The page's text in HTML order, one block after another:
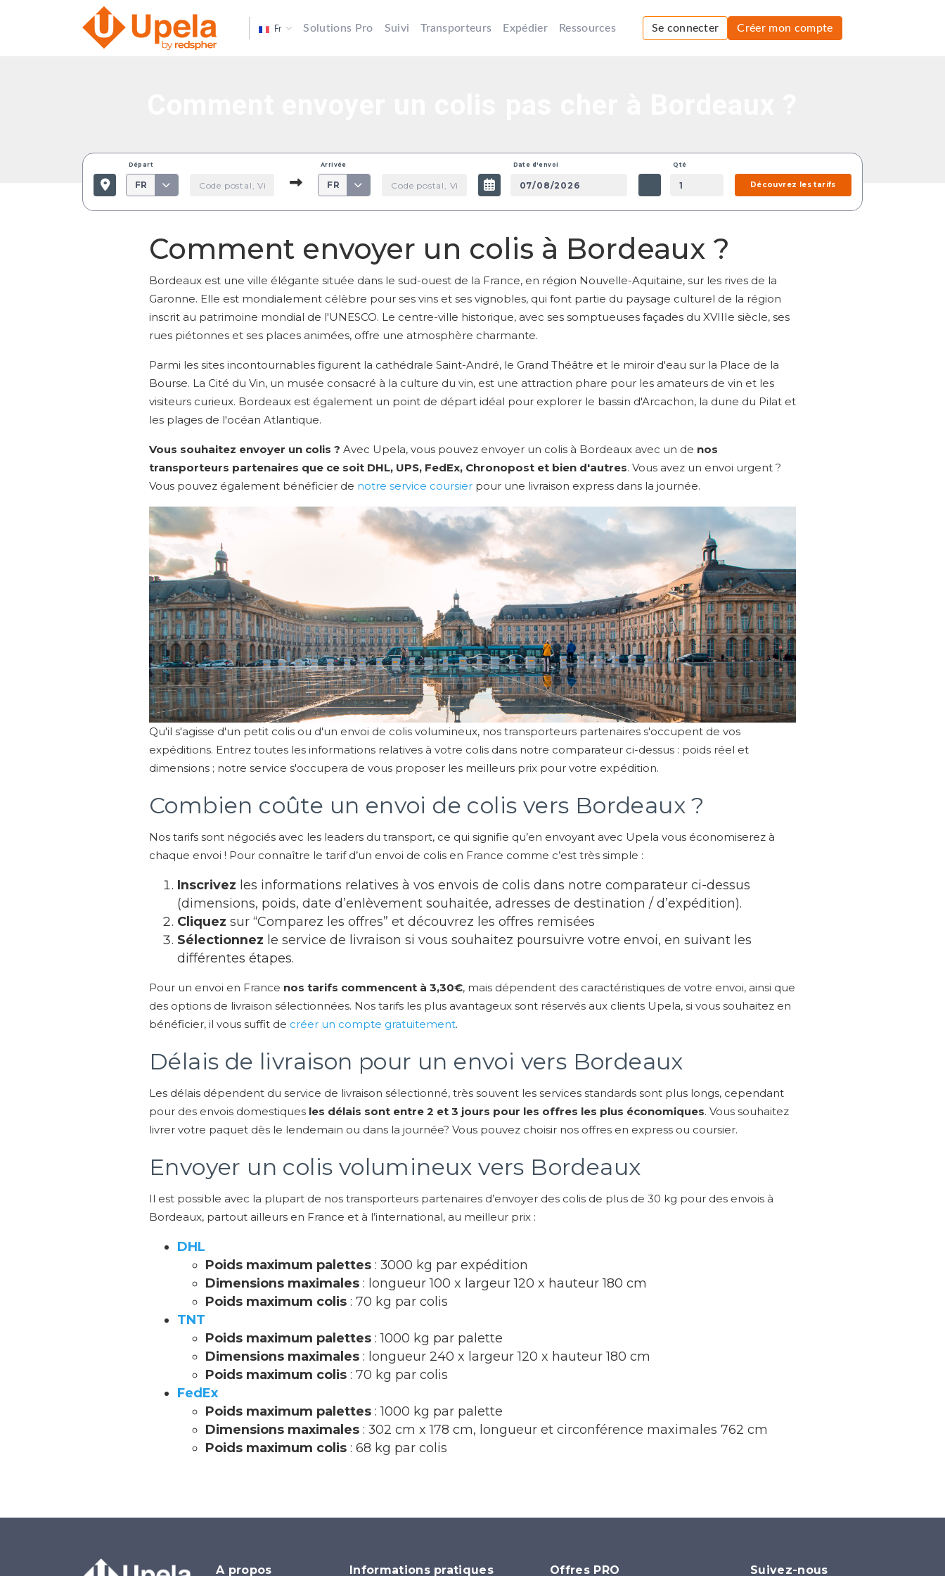
Fr Solutions Pro Suivi Transporteurs Expédier Ressources Se connecter Créer mon compte
Départ
FR
Arrivée
FR
Date d'envoi Qté
Découvrez les tarifs
Comment envoyer un colis à Bordeaux ?
Bordeaux est une ville élégante située dans le sud-ouest de la France, en région Nouvelle-Aquitaine, sur les rives de la
Garonne. Elle est mondialement célèbre pour ses vins et ses vignobles, qui font partie du paysage culturel de la région
inscrit au patrimoine mondial de l'UNESCO. Le centre-ville historique, avec ses somptueuses façades du XVIIIe siècle, ses
rues piétonnes et ses places animées, offre une atmosphère charmante.
Parmi les sites incontournables figurent la cathédrale Saint-André, le Grand Théâtre et le miroir d'eau sur la Place de la
Bourse. La Cité du Vin, un musée consacré à la culture du vin, est une attraction phare pour les amateurs de vin et les
visiteurs curieux. Bordeaux est également un point de départ idéal pour explorer le bassin d'Arcachon, la dune du Pilat et
les plages de l'océan Atlantique.
Vous souhaitez envoyer un colis ? Avec Upela, vous pouvez envoyer un colis à Bordeaux avec un de nos
transporteurs partenaires que ce soit DHL, UPS, FedEx, Chronopost et bien d'autres. Vous avez un envoi urgent ?
Vous pouvez également bénéficier de notre service coursier pour une livraison express dans la journée.
Qu'il s'agisse d'un petit colis ou d'un envoi de colis volumineux, nos transporteurs partenaires s'occupent de vos
expéditions. Entrez toutes les informations relatives à votre colis dans notre comparateur ci-dessus : poids réel et
dimensions ; notre service s'occupera de vous proposer les meilleurs prix pour votre expédition.
Combien coûte un envoi de colis vers Bordeaux ?
Nos tarifs sont négociés avec les leaders du transport, ce qui signifie qu’en envoyant avec Upela vous économiserez à
chaque envoi ! Pour connaître le tarif d’un envoi de colis en France comme c’est très simple :
Inscrivez les informations relatives à vos envois de colis dans notre comparateur ci-dessus
(dimensions, poids, date d’enlèvement souhaitée, adresses de destination / d’expédition).
Cliquez sur “Comparez les offres” et découvrez les offres remisées
Sélectionnez le service de livraison si vous souhaitez poursuivre votre envoi, en suivant les
différentes étapes.
Pour un envoi en France nos tarifs commencent à 3,30€, mais dépendent des caractéristiques de votre envoi, ainsi que
des options de livraison sélectionnées. Nos tarifs les plus avantageux sont réservés aux clients Upela, si vous souhaitez en
bénéficier, il vous suffit de créer un compte gratuitement.
Délais de livraison pour un envoi vers Bordeaux
Les délais dépendent du service de livraison sélectionné, très souvent les services standards sont plus longs, cependant
pour des envois domestiques les délais sont entre 2 et 3 jours pour les offres les plus économiques. Vous souhaitez
livrer votre paquet dès le lendemain ou dans la journée? Vous pouvez choisir nos offres en express ou coursier.
Envoyer un colis volumineux vers Bordeaux
Il est possible avec la plupart de nos transporteurs partenaires d’envoyer des colis de plus de 30 kg pour des envois à
Bordeaux, partout ailleurs en France et à l’international, au meilleur prix :
DHL
Poids maximum palettes : 3000 kg par expédition
Dimensions maximales : longueur 100 x largeur 120 x hauteur 180 cm
Poids maximum colis : 70 kg par colis
TNT
Poids maximum palettes : 1000 kg par palette
Dimensions maximales : longueur 240 x largeur 120 x hauteur 180 cm
Poids maximum colis : 70 kg par colis
FedEx
Poids maximum palettes : 1000 kg par palette
Dimensions maximales : 302 cm x 178 cm, longueur et circonférence maximales 762 cm
Poids maximum colis : 68 kg par colis
A propos Informations pratiques Offres PRO Suivez-nous